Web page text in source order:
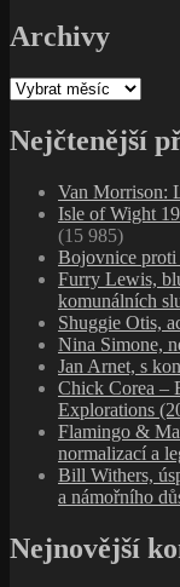
Archivy
Archivy
Nejčtenější
Van Morrison:
Isle of Wight
(15 985)
Bojovnice proti
Furry Lewis,
komunálních
Shuggie Otis,
Nina Simone,
Jan Arnet, s
Chick Corea –
Explorations
Flamingo &
normalizací a
Bill Withers,
a námořního
Nejnovější